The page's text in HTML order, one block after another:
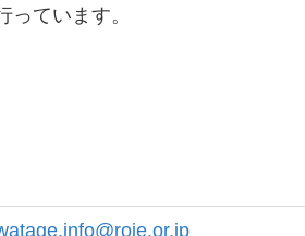
っています。